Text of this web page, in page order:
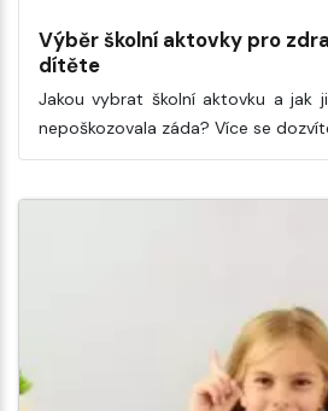
Výběr školní aktovky pro
dítěte
Jakou vybrat školní aktovku a jak
nepoškozovala záda? Více se